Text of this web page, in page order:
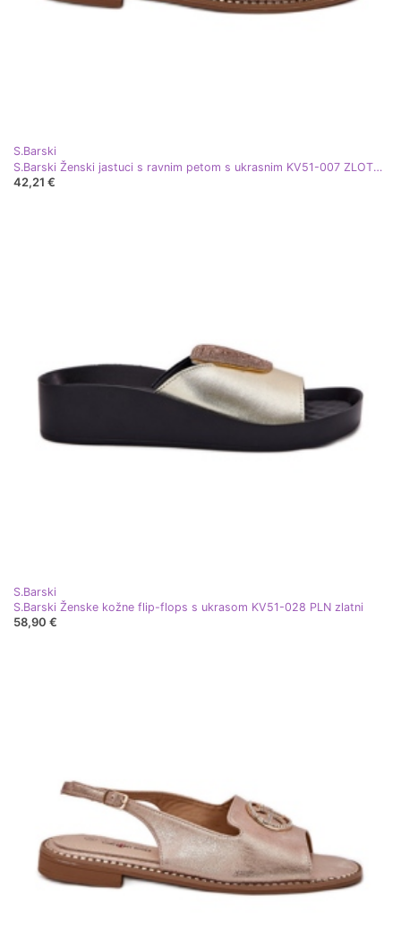
S.Barski
S.Barski Ženski jastuci s ravnim petom s ukrasnim KV51-007 ZLOTY Detal zlatni
42,21 €
S.Barski
S.Barski Ženske kožne flip-flops s ukrasom KV51-028 PLN zlatni
58,90 €